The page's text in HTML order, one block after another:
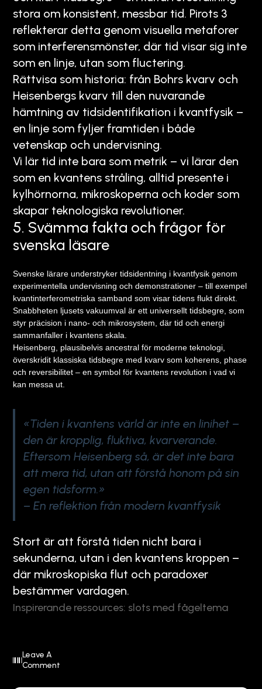
stora om konsistent, messbar tid. Pirots 3
reflekterar detta genom visuella metaforer
som interferensmönster, där tid visar sig inte
som en linje, utan som fluctering.
Rättvisa som historia: från Bohrs kvarv och
Heisenbergs kvarv till den nuvarande
hämtning av tidsidentifikation i kvantfysik –
en linje som fyljer framtiden i både
vetenskap och undervisning.
Vi lär tid inte bara som metrik – vi lärar den
som en kvantens stråling, alltid presente i
kylhörnorna, mikroskoperna och koder som
skapar teknologiska revolutioner.
5. Svämma fakta och frågor för
svenska läsare
Svenske lärare understryker tidsidentning i kvantfysik genom
experimentella undervisning och demonstrationer – till exempel
kvantinterferometriska samband som visar tidens flukt direkt.
Snabbheten ljusets vakuumval är ett universellt tidsbegre, som
styr präcision i nano- och mikrosystem, där tid och energi
sammanfaller i kvantens skala.
Heisenberg, plausibelvis ancestral för moderne teknologi,
överskridit klassiska tidsbegre med kvarv som koherens, phase
och reversibilitet – en symbol för kvantens revolution i vad vi
kan messa ut.
«Tiden i kvantens värld är inte en linihet –
den är kropplig, fluktiva, kvarverande.
Eftersom Heisenberg så, är det inte bara
att mera tid, utan att förstå honom på sin
egen tidsform.»
– En reflektion från modern kvantfysik
Stort är att förstå tiden nicht bara i
sekunderna, utan i den kvantens kroppen –
där mikroskopiska flut och paradoxer
bestämmer vardagen.
Inspirerande ressources: slots med fågeltema
Leave A
Comment